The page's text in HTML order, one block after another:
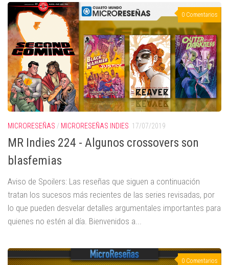
0 Comentarios
MICRORESEÑAS / MICRORESEÑAS INDIES 17/07/2019
MR Indies 224 - Algunos crossovers son
blasfemias
Aviso de Spoilers: Las reseñas que siguen a continuación
tratan los sucesos más recientes de las series revisadas, por
lo que pueden desvelar detalles argumentales importantes para
quienes no estén al día. Bienvenidos a...
0 Comentarios